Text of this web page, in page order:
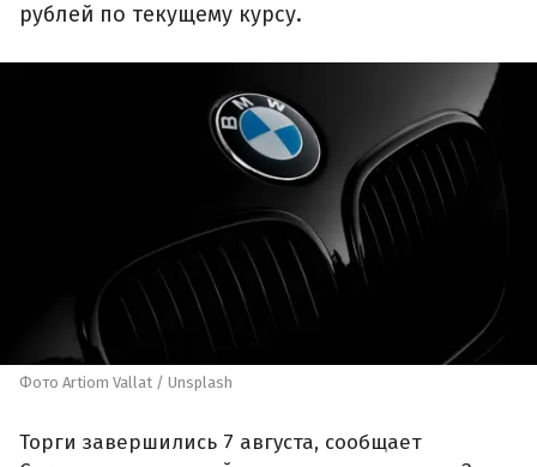
рублей по текущему курсу.
Фото Artiom Vallat / Unsplash
Торги завершились 7 августа, сообщает